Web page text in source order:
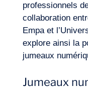
professionnels
collaboration
Empa et
explore ainsi la
jumeaux
Jumeaux